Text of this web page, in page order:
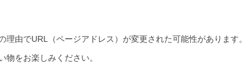
由でURL（ページアドレス）が変更された可能性があります。
をお楽しみください。